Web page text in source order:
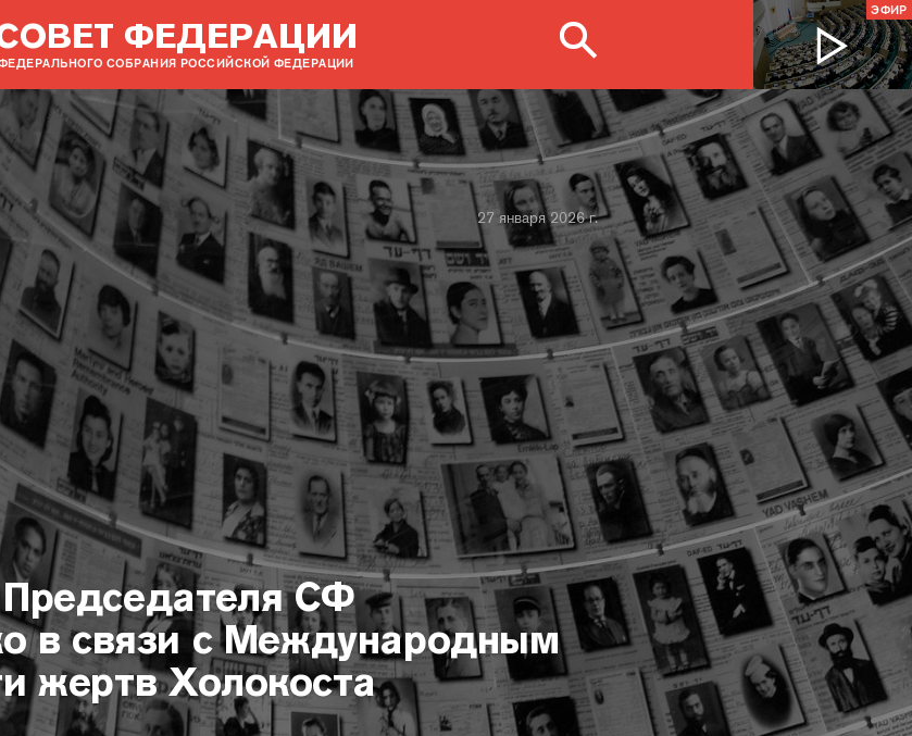
ФЕДЕРАЦИИ
СОБРАНИЯ РОССИЙСКОЙ ФЕДЕРАЦИИ
ЭФИР
СФ
в связи с Международным
жертв Холокоста
27 января 2026 г.